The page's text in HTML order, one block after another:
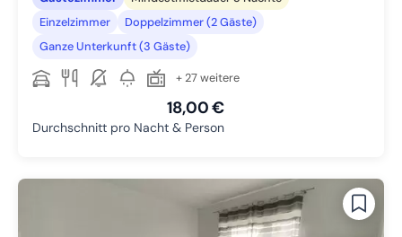
Einzelzimmer
Doppelzimmer (2 Gäste)
Ganze Unterkunft (3 Gäste)
+ 27 weitere
18,00 €
Durchschnitt pro Nacht & Person